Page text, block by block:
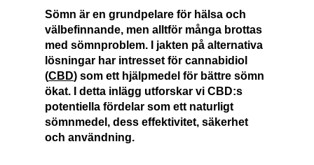
Sömn är en grundpelare för hälsa och
välbefinnande, men alltför många brottas
med sömnproblem. I jakten på alternativa
lösningar har intresset för cannabidiol
(CBD) som ett hjälpmedel för bättre sömn
ökat. I detta inlägg utforskar vi CBD:s
potentiella fördelar som ett naturligt
sömnmedel, dess effektivitet, säkerhet
och användning.